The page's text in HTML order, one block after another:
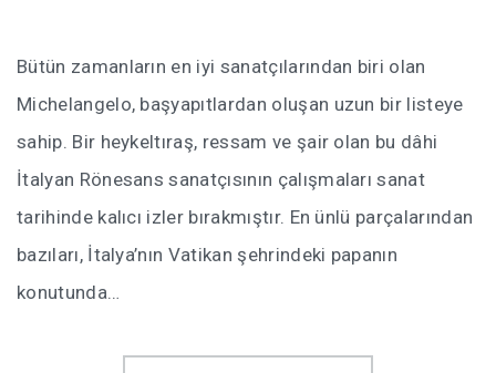
Bütün zamanların en iyi sanatçılarından biri olan
Michelangelo, başyapıtlardan oluşan uzun bir listeye
sahip. Bir heykeltıraş, ressam ve şair olan bu dâhi
İtalyan Rönesans sanatçısının çalışmaları sanat
tarihinde kalıcı izler bırakmıştır. En ünlü parçalarından
bazıları, İtalya’nın Vatikan şehrindeki papanın
konutunda…